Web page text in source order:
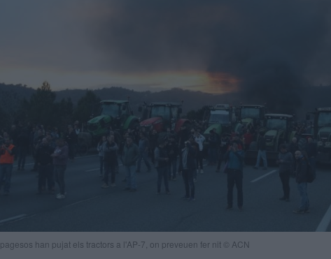
han pujat els tractors a l'AP-7, on preveuen fer nit © ACN